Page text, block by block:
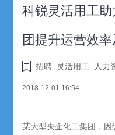
科锐灵活用工
团提升运营效
招聘 灵活用工 人力
2018-12-01 16:54
某大型央企化工集团，